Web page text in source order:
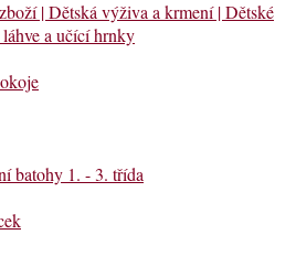
| Dětská výživa a krmení | Dětské
a učící hrnky
batohy 1. - 3. třída